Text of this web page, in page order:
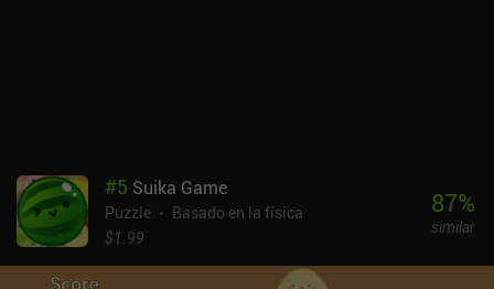
#5 Suika Game
Puzzle
Basado en la física
$1.99
87%
similar